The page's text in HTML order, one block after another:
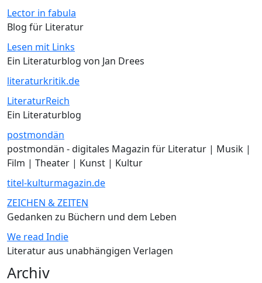
Lector in fabula
Blog für Literatur
Lesen mit Links
Ein Literaturblog von Jan Drees
literaturkritik.de
LiteraturReich
Ein Literaturblog
postmondän
postmondän - digitales Magazin für Literatur | Musik |
Film | Theater | Kunst | Kultur
titel-kulturmagazin.de
ZEICHEN & ZEITEN
Gedanken zu Büchern und dem Leben
We read Indie
Literatur aus unabhängigen Verlagen
Archiv